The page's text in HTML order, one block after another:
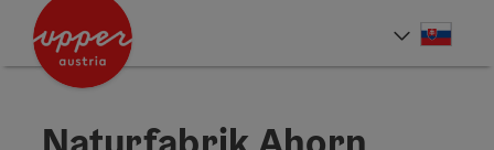
Accesskey
Accesskey